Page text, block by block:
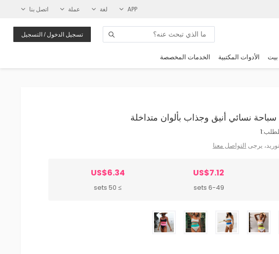
APP لغة عملة اتصل بنا
تسجيل الدخول / التسجيل
بيت الأدوات المكتبية الخدمات المخصصة
1
يرجى التواصل معنا
US$7.12
6-49 sets
US$6.34
≥ 50 sets